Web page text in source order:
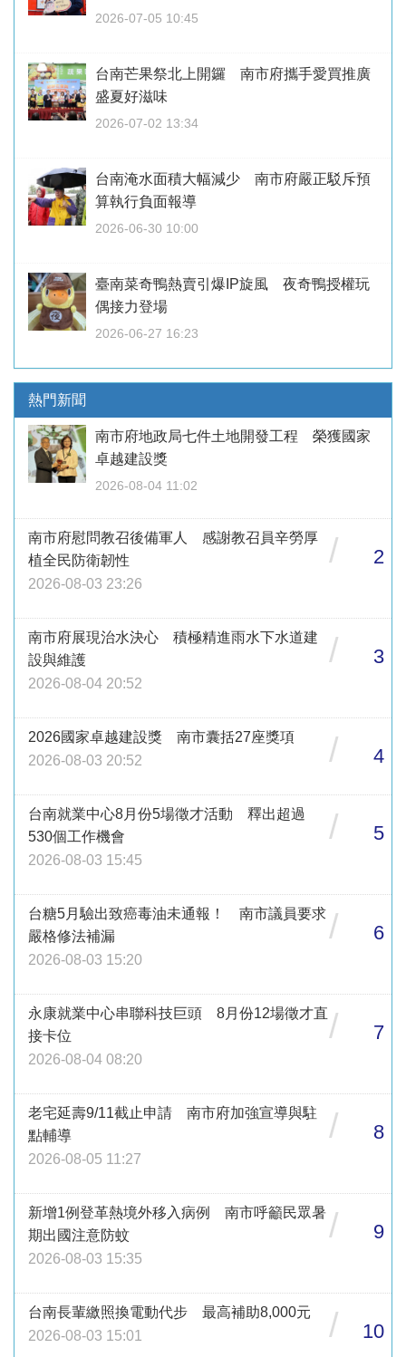
2026-07-05 10:45
台南芒果祭北上開鑼 南市府攜手愛買推廣
盛夏好滋味
2026-07-02 13:34
台南淹水面積大幅減少 南市府嚴正駁斥預
算執行負面報導
2026-06-30 10:00
臺南菜奇鴨熱賣引爆IP旋風 夜奇鴨授權玩
偶接力登場
2026-06-27 16:23
熱門新聞
南市府地政局七件土地開發工程 榮獲國家
卓越建設獎
2026-08-04 11:02
南市府慰問教召後備軍人 感謝教召員辛勞厚
植全民防衛韌性
2026-08-03 23:26
/ 2
南市府展現治水決心 積極精進雨水下水道建
設與維護
2026-08-04 20:52
/ 3
2026國家卓越建設獎 南市囊括27座獎項
2026-08-03 20:52
/ 4
台南就業中心8月份5場徵才活動 釋出超過
530個工作機會
2026-08-03 15:45
/ 5
台糖5月驗出致癌毒油未通報！ 南市議員要求
嚴格修法補漏
2026-08-03 15:20
/ 6
永康就業中心串聯科技巨頭 8月份12場徵才直
接卡位
2026-08-04 08:20
/ 7
老宅延壽9/11截止申請 南市府加強宣導與駐
點輔導
2026-08-05 11:27
/ 8
新增1例登革熱境外移入病例 南市呼籲民眾暑
期出國注意防蚊
2026-08-03 15:35
/ 9
台南長輩繳照換電動代步 最高補助8,000元
2026-08-03 15:01
/ 10